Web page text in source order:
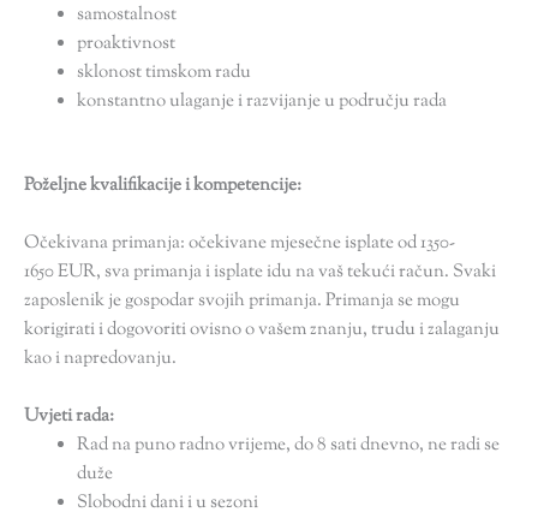
samostalnost
proaktivnost
sklonost timskom radu
konstantno ulaganje i razvijanje u području rada
Poželjne kvalifikacije i kompetencije:
Očekivana primanja: očekivane mjesečne isplate od 1350-
1650 EUR, sva primanja i isplate idu na vaš tekući račun. Svaki
zaposlenik je gospodar svojih primanja. Primanja se mogu
korigirati i dogovoriti ovisno o vašem znanju, trudu i zalaganju
kao i napredovanju.
Uvjeti rada:
Rad na puno radno vrijeme, do 8 sati dnevno, ne radi se
duže
Slobodni dani i u sezoni